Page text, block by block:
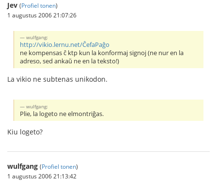
Jev (Profiel tonen)
1 augustus 2006 21:07:26
wulfgang:
http://vikio.lernu.net/ĈefaPaĝo
ne kompensas ĉ ktp kun la konformaj signoj (ne nur en la
adreso, sed ankaŭ ne en la teksto!)
La vikio ne subtenas unikodon.
wulfgang:
Plie, la logeto ne elmontriĝas.
Kiu logeto?
wulfgang (Profiel tonen)
1 augustus 2006 21:13:42